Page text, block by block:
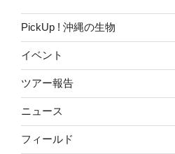
e
b
o
o
k
t
t
e
PickUp ! 沖縄の生物
イベント
ツアー報告
ニュース
フィールド